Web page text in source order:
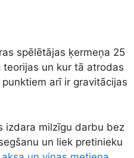
spēlētājas ķermeņa 25
teorijas un kur tā atrodas
arī ir gravitācijas
izdara milzīgu darbu bez
un liek pretinieku